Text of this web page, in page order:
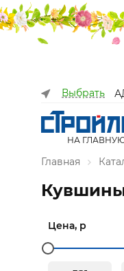
Выбрать
НА
Главная
Цена, р